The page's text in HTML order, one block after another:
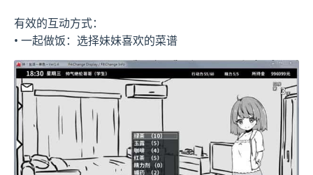
有效的互动方式：
• 一起做饭：选择妹妹喜欢的菜谱